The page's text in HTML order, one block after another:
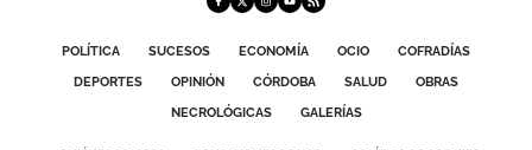
POLÍTICA SUCESOS ECONOMÍA OCIO
COFRADÍAS
DEPORTES
OPINIÓN CÓRDOBA SALUD
OBRAS
NECROLÓGICAS
GALERÍAS